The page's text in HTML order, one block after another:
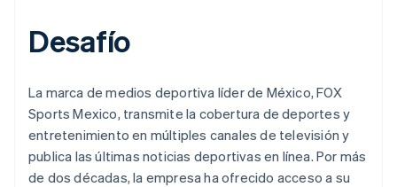
Stripe Sessions 2026
para la IA.
Ver ahora
Desafío
La marca de medios deportiva líder de México, FOX
Sports Mexico, transmite la cobertura de deportes y
entretenimiento en múltiples canales de televisión y
publica las últimas noticias deportivas en línea. Por más
de dos décadas, la empresa ha ofrecido acceso a su